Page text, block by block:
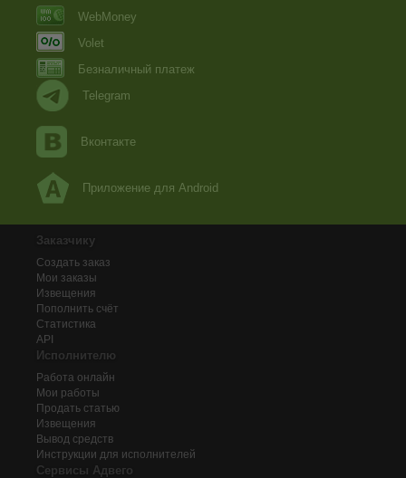
WebMoney
Volet
Безналичный платеж
Telegram
Вконтакте
Приложение для Android
Заказчику
Создать заказ
Мои заказы
Извещения
Пополнить счёт
Статистика
API
Исполнителю
Работа онлайн
Мои работы
Продать статью
Извещения
Вывод средств
Инструкции для исполнителей
Сервисы Адвего